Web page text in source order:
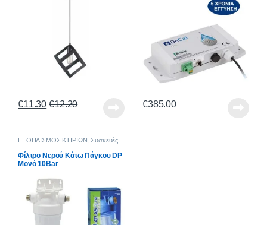
€11.30 €12.20 €385.00
ΕΞΟΠΛΙΣΜΟΣ ΚΤΙΡΙΩΝ ,Συσκευές
Φίλτρων Νερού
Φίλτρα Νερού
Είδη
Οικιακής Χρήσης,Εξοπλισμός Σπιτιού
Φίλτρο Νερού Κάτω Πάγκου DP
Μονό 10Bar